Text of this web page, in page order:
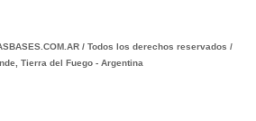
/ Todos los derechos reservados /
Tierra del Fuego - Argentina